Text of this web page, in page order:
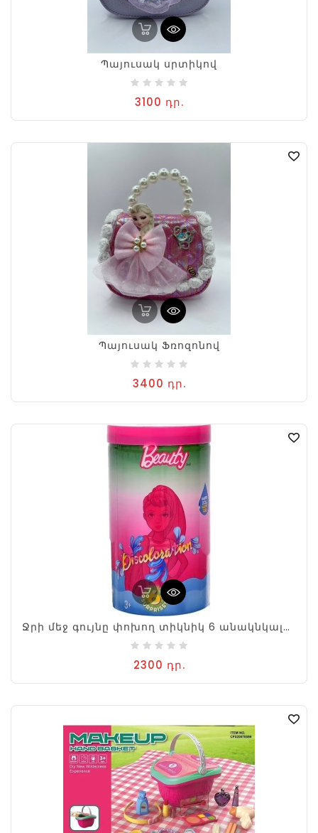
Պայուսակ սրտիկով
3100 դր.
Պայուսակ Ֆռոզոնով
3400 դր.
Ջրի մեջ գույնը փոխող տիկնիկ 6 անակնկալով
2300 դր.